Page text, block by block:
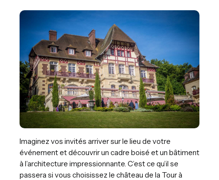
Imaginez vos invités arriver sur le lieu de votre
événement et découvrir un cadre boisé et un bâtiment
à l’architecture impressionnante. C’est ce qu’il se
passera si vous choisissez le château de la Tour à